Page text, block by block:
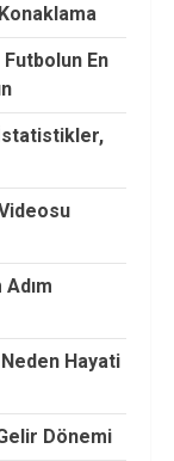
En
İstatistikler,
Hayati
Dönemi